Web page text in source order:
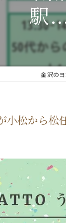
駅
金沢の
小松から松